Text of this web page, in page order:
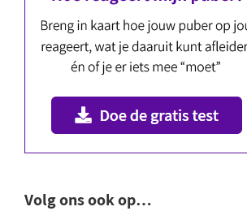
Volg ons ook op…